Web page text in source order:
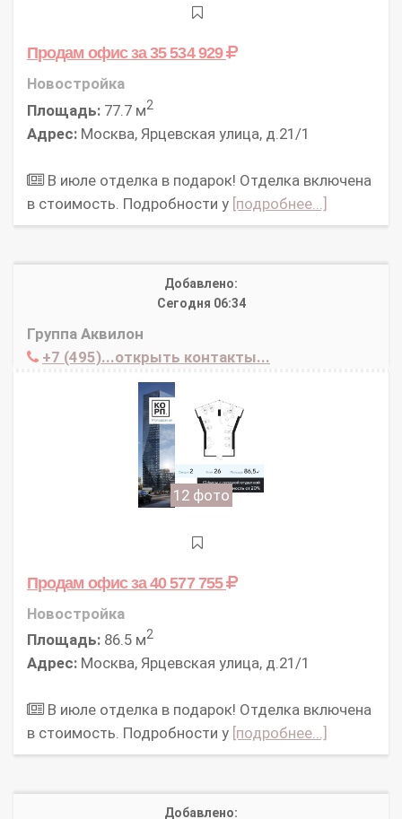
Продам офисза 35 534 929
Новостройка
Площадь: 77.7 м2
Адрес: Москва, Ярцевская улица, д.21/1
В июле отделка в подарок! Отделка включена
в стоимость. Подробности у [подробнее...]
Добавлено:
Сегодня 06:34
Группа Аквилон
+7 (495)...открыть контакты...
12 фото
Продам офисза 40 577 755
Новостройка
Площадь: 86.5 м2
Адрес: Москва, Ярцевская улица, д.21/1
В июле отделка в подарок! Отделка включена
в стоимость. Подробности у [подробнее...]
Добавлено: